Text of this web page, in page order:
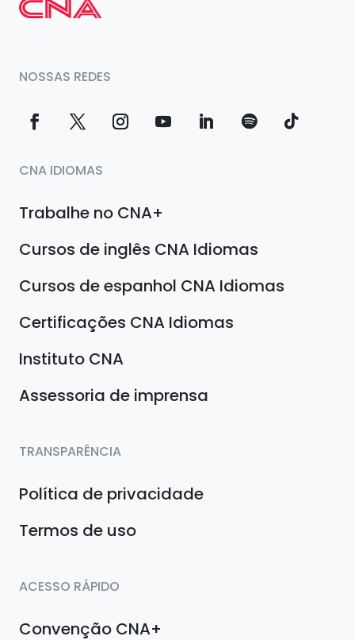
NOSSAS REDES
CNA IDIOMAS
Trabalhe no CNA+
Cursos de inglês CNA Idiomas
Cursos de espanhol CNA Idiomas
Certificações CNA Idiomas
Instituto CNA
Assessoria de imprensa
TRANSPARÊNCIA
Política de privacidade
Termos de uso
ACESSO RÁPIDO
Convenção CNA+